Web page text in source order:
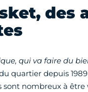
des
qui va faire du
quartier depuis
sont nombreux à être